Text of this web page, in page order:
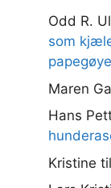
Odd R.
som
Maren
Hans
Kristine til